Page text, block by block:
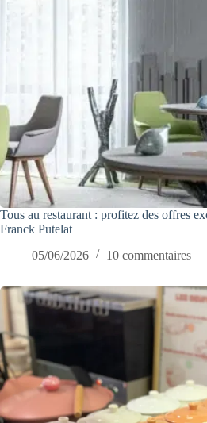
Tous au restaurant : profitez des offres
Franck Putelat
05/06/2026
10 commentaires